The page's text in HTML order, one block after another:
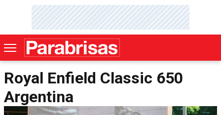
Royal Enfield Classic 650
Argentina